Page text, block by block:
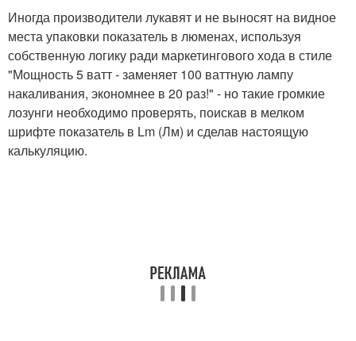
Иногда производители лукавят и не выносят на видное
места упаковки показатель в люменах, используя
собственную логику ради маркетингового хода в стиле
"Мощность 5 ватт - заменяет 100 ваттную лампу
накаливания, экономнее в 20 раз!" - но такие громкие
лозунги необходимо проверять, поискав в мелком
шрифте показатель в Lm (Лм) и сделав настоящую
калькуляцию.